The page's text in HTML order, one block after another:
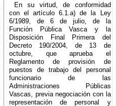
En su virtud, de conformidad
con el artículo 6.1.a) de la Ley
6/1989, de 6 de julio, de la
Función Pública Vasca y la
Disposición Final Primera del
Decreto 190/2004, de 13 de
octubre, que aprueba el
Reglamento de provisión de
puestos de trabajo del personal
funcionario de las
Administraciones Públicas
Vascas, previa negociación con la
representación de personal y